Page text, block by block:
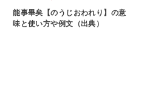
能事畢矣【のうじおわれり】の意
味と使い方や例文（出典）